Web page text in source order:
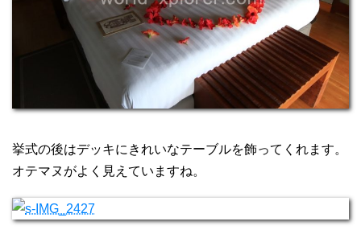
挙式の後はデッキにきれいなテーブルを飾ってくれます。
オテマヌがよく見えていますね。